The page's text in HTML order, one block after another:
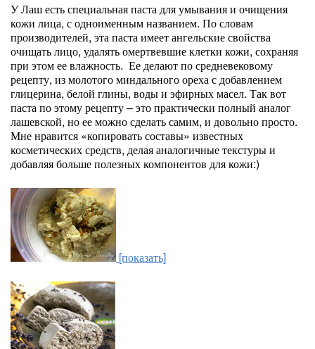
У Лаш есть специальная паста для умывания и очищения
кожи лица, с одноименным названием. По словам
производителей, эта паста имеет ангельские свойства
очищать лицо, удалять омертвевшие клетки кожи, сохраняя
при этом ее влажность. Ее делают по средневековому
рецепту, из молотого миндального ореха с добавлением
глицерина, белой глины, воды и эфирных масел. Так вот
паста по этому рецепту – это практически полный аналог
лашевской, но ее можно сделать самим, и довольно просто.
Мне нравится «копировать составы» известных
косметических средств, делая аналогичные текстуры и
добавляя больше полезных компонентов для кожи:)
[показать]